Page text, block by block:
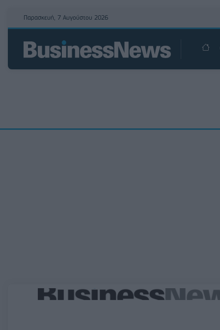
Παρασκευή, 7 Αυγούστου 2026